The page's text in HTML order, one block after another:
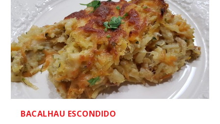
BACALHAU ESCONDIDO